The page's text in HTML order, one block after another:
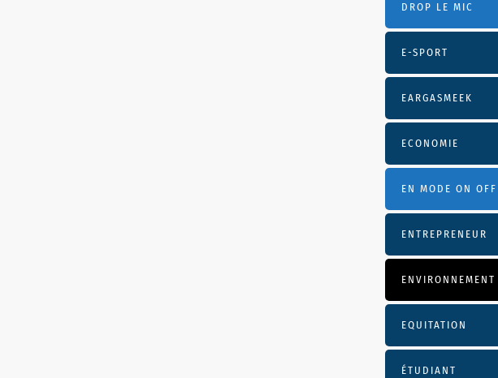
DROP LE MIC
E-SPORT
EARGASMEEK
ECONOMIE
EN MODE ON OFF
ENTREPRENEUR
ENVIRONNEMENT
EQUITATION
ÉTUDIANT